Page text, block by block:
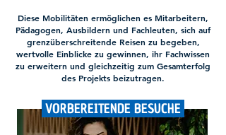
Diese Mobilitäten ermöglichen es Mitarbeitern,
Pädagogen, Ausbildern und Fachleuten, sich auf
grenzüberschreitende Reisen zu begeben,
wertvolle Einblicke zu gewinnen, ihr Fachwissen
zu erweitern und gleichzeitig zum Gesamterfolg
des Projekts beizutragen.
VORBEREITENDE BESUCHE